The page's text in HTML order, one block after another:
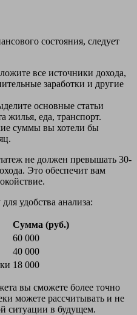
состояния, следует
все источники дохода,
заработки и другие
основные статьи
жилья, еда, транспорт.
суммы вы хотели бы
не должен превышать 30-
Это обеспечит вам
удобства анализа:
Сумма (руб.)
60 000
40 000
18 000
вы сможете более точно
можете рассчитывать и не
ситуации в будущем.